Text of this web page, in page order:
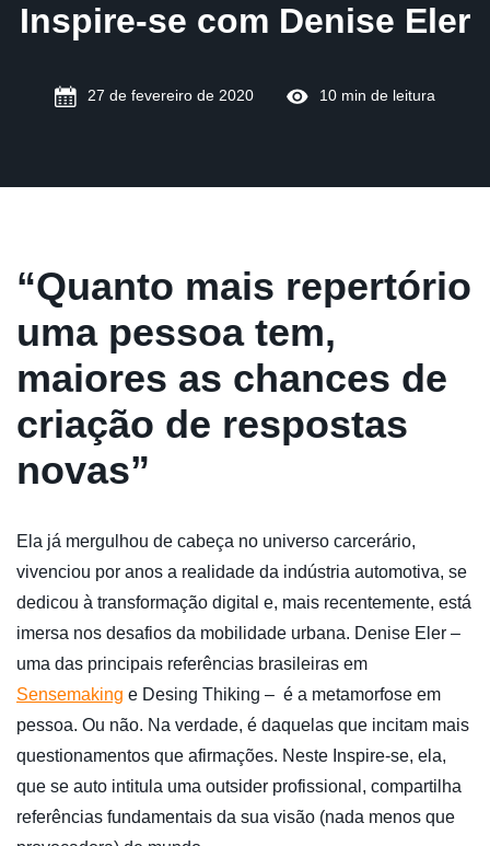
Inspire-se com Denise Eler
27 de fevereiro de 2020 10 min de leitura
“Quanto mais repertório
uma pessoa tem,
maiores as chances de
criação de respostas
novas”
Ela já mergulhou de cabeça no universo carcerário,
vivenciou por anos a realidade da indústria automotiva, se
dedicou à transformação digital e, mais recentemente, está
imersa nos desafios da mobilidade urbana. Denise Eler –
uma das principais referências brasileiras em
Sensemaking e Desing Thiking – é a metamorfose em
pessoa. Ou não. Na verdade, é daquelas que incitam mais
questionamentos que afirmações. Neste Inspire-se, ela,
que se auto intitula uma outsider profissional, compartilha
referências fundamentais da sua visão (nada menos que